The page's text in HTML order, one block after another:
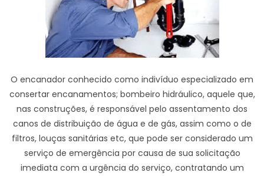
O encanador conhecido como indivíduo especializado em
consertar encanamentos; bombeiro hidráulico, aquele que,
nas construções, é responsável pelo assentamento dos
canos de distribuição de água e de gás, assim como o de
filtros, louças sanitárias etc, que pode ser considerado um
serviço de emergência por causa de sua solicitação
imediata com a urgência do serviço, contratando um